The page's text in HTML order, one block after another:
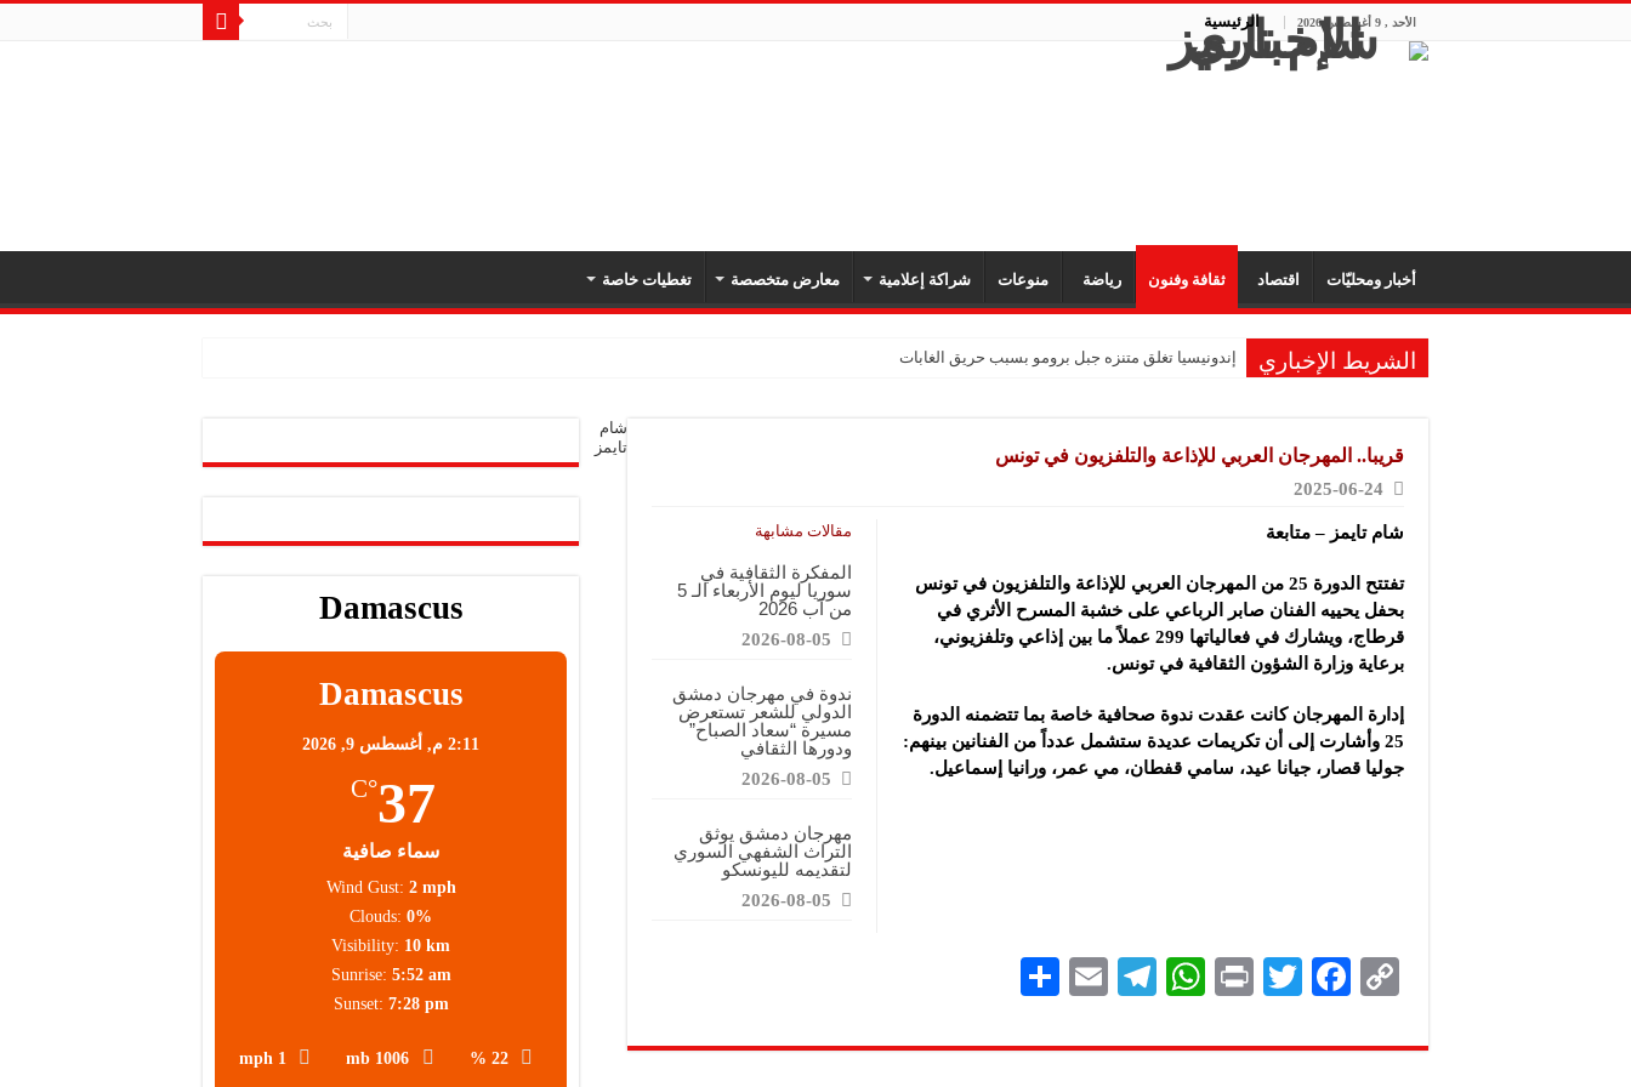
الأحد , 9 أغسطس 2026 الرئيسية
أخبار ومحليّات اقتصاد ثقافة وفنون رياضة منوعات شراكة إعلامية معارض متخصصة تغطيات خاصة
الشريط الإخباري إندونيسيا تغلق متنزه جبل برومو بسبب حريق الغابات
قريبا.. المهرجان العربي للإذاعة والتلفزيون في تونس
2025-06-24
مقالات مشابهة
المفكرة الثقافية في
سوريا ليوم الأربعاء الـ 5
من آب 2026
2026-08-05
ندوة في مهرجان دمشق
الدولي للشعر تستعرض
مسيرة “سعاد الصباح”
ودورها الثقافي
2026-08-05
مهرجان دمشق يوثق
التراث الشفهي السوري
لتقديمه لليونسكو
2026-08-05
شام تايمز – متابعة
تفتتح الدورة 25 من المهرجان العربي للإذاعة والتلفزيون في تونس
بحفل يحييه الفنان صابر الرباعي على خشبة المسرح الأثري في
قرطاج، ويشارك في فعالياتها 299 عملاً ما بين إذاعي وتلفزيوني،
برعاية وزارة الشؤون الثقافية في تونس.
إدارة المهرجان كانت عقدت ندوة صحافية خاصة بما تتضمنه الدورة
25 وأشارت إلى أن تكريمات عديدة ستشمل عدداً من الفنانين بينهم:
جوليا قصار، جيانا عيد، سامي قفطان، مي عمر، ورانيا إسماعيل.
C
p
F
eb
T
tt
P
nt
W
at
Te
gr
E
ai
ar
Damascus
Damascus
2:11 م, أغسطس 9, 2026
37
°C
سماء صافية
22 %
1006 mb
1 mph
Wind Gust: 2 mph
Clouds: 0%
Visibility: 10 km
Sunrise: 5:52 am
Sunset: 7:28 pm
شام
تايمز